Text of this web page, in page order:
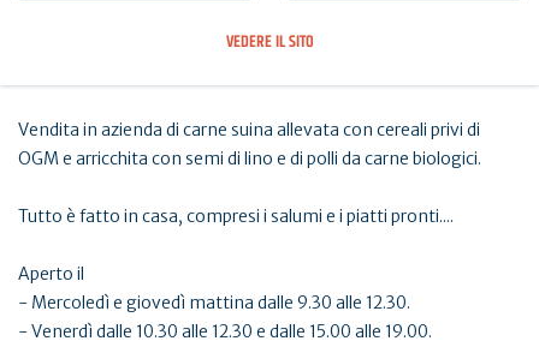
VEDERE IL SITO
Vendita in azienda di carne suina allevata con cereali privi di
OGM e arricchita con semi di lino e di polli da carne biologici.
Tutto è fatto in casa, compresi i salumi e i piatti pronti....
Aperto il
- Mercoledì e giovedì mattina dalle 9.30 alle 12.30.
- Venerdì dalle 10.30 alle 12.30 e dalle 15.00 alle 19.00.